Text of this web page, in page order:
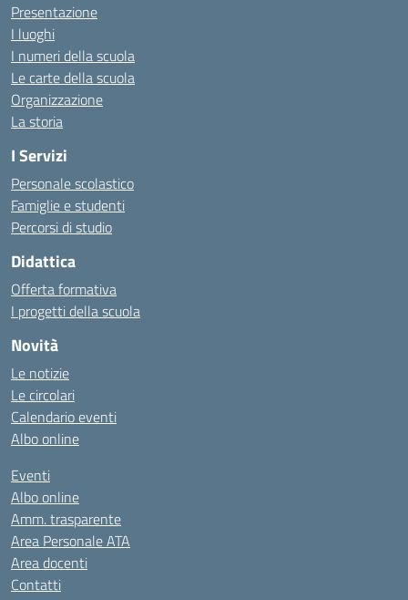
Presentazione
I luoghi
I numeri della scuola
Le carte della scuola
Organizzazione
La storia
I Servizi
Personale scolastico
Famiglie e studenti
Percorsi di studio
Didattica
Offerta formativa
I progetti della scuola
Novità
Le notizie
Le circolari
Calendario eventi
Albo online
Eventi
Albo online
Amm. trasparente
Area Personale ATA
Area docenti
Contatti